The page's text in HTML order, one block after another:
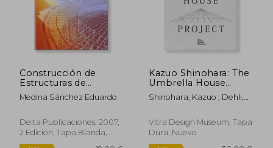
Construcción de
Estructuras de
Hormigón Armado:
Edificación
Medina Sánchez Eduardo
Delta Publicaciones, 2007,
2 Edición, Tapa Blanda,
Nuevo
Kazuo Shinohara: The
Umbrella House
Project (en Inglés)
Shinohara, Kazuo ; Dehli,
Andrea
Vitra Design Museum, Tapa
Dura, Nuevo